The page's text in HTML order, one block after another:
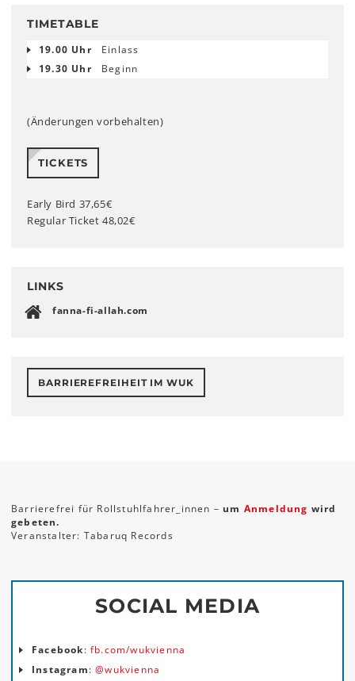
TIMETABLE
19.00 Uhr
Einlass
19.30 Uhr
Beginn
(Änderungen vorbehalten)
TICKETS
Early Bird 37,65€
Regular Ticket 48,02€
LINKS
fanna-fi-allah.com
BARRIEREFREIHEIT IM WUK
Barrierefrei für Rollstuhlfahrer_innen – um Anmeldung wird
gebeten.
Veranstalter: Tabaruq Records
SOCIAL MEDIA
Facebook:fb.com/wukvienna
Instagram:@wukvienna